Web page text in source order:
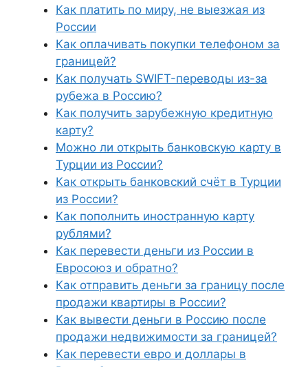
Как платить по миру, не выезжая из
России
Как оплачивать покупки телефоном за
границей?
Как получать SWIFT-переводы из-за
рубежа в Россию?
Как получить зарубежную кредитную
карту?
Можно ли открыть банковскую карту в
Турции из России?
Как открыть банковский счёт в Турции
из России?
Как пополнить иностранную карту
рублями?
Как перевести деньги из России в
Евросоюз и обратно?
Как отправить деньги за границу после
продажи квартиры в России?
Как вывести деньги в Россию после
продажи недвижимости за границей?
Как перевести евро и доллары в